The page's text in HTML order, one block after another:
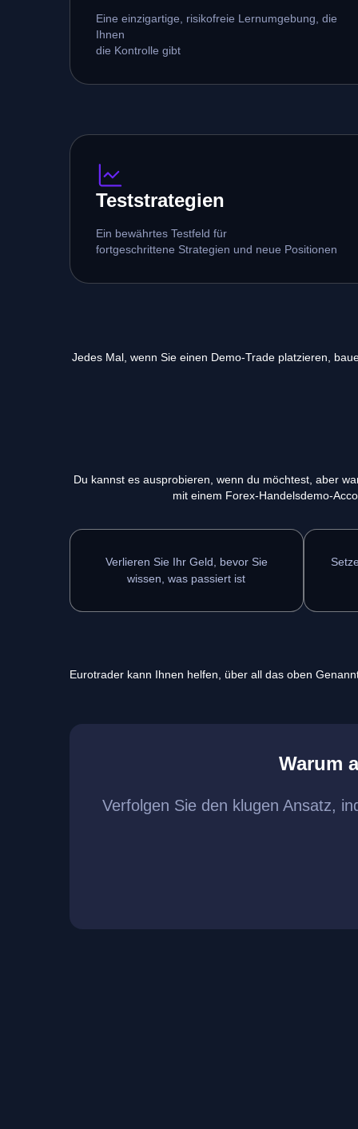
Eine einzigartige, risikofreie Lernumgebung, die
Ihnen
die Kontrolle gibt
Teststrategien
Ein bewährtes Testfeld für
fortgeschrittene Strategien und neue Positionen
Jedes Mal, wenn Sie einen Demo-Trade platzieren,
Du kannst es ausprobieren, wenn du möchtest, aber
mit einem Forex-Handelsdemo-
Verlieren Sie Ihr Geld, bevor Sie
wissen, was passiert ist
Eurotrader kann Ihnen helfen, über all das oben
Warum
Verfolgen Sie den klugen Ansatz,